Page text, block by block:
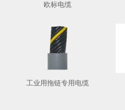
欧标电缆
工业用拖链专用电缆